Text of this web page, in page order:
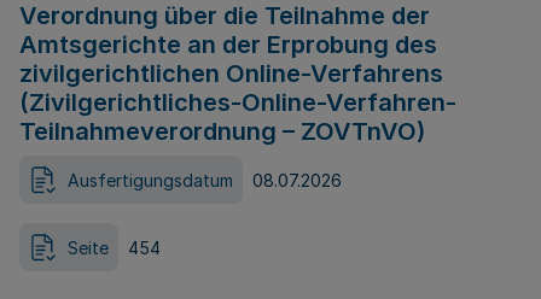
Verordnung über die Teilnahme der
Amtsgerichte an der Erprobung des
zivilgerichtlichen Online-Verfahrens
(Zivilgerichtliches-Online-Verfahren-
Teilnahmeverordnung – ZOVTnVO)
Ausfertigungsdatum 08.07.2026
Seite 454